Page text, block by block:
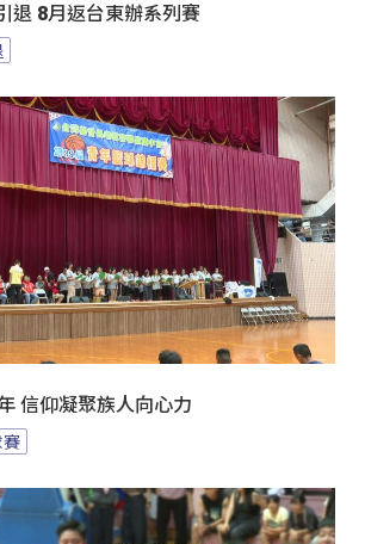
退 8月返台東辦系列賽
信仰凝聚族人向心力